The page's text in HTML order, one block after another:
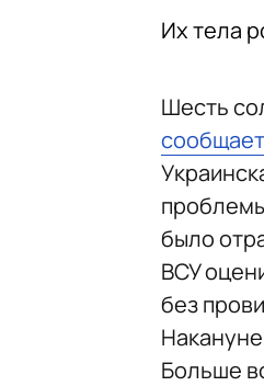
Их тела
Шесть
сообщает
было
ВСУ
без
Больше